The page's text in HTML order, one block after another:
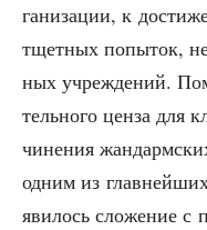
га­ни­за­ции, к
тщет­ных попы­ток,
ных учре­жде­ний.
тель­но­го цен­за для
чи­не­ния
одним из
яви­лось сло­же­ние с